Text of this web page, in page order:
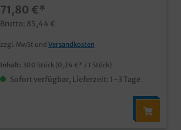
Fingerfood und Snacks aus
unbeschichtetem Palmblattmaterial
typische und dekorative Blattmaserung
biologisch abbaubar (DIN13432) fett-
und feuchtigkeitsresistent bis ca.
30min vor Verzehr individuelle Prägung
oder Form möglich
71,80 €*
Brutto: 85,44 €
zzgl. MwSt und Versandkosten
Inhalt: 300 Stück (0,24 €* / 1 Stück)
Sofort verfügbar, Lieferzeit: 1-3 Tage